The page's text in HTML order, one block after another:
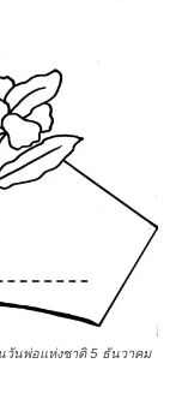
วันพ่อแห่งชาติ 5 ธันวาคม